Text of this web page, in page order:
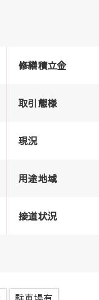
修繕積立金
取引態様
現況
用途地域
接道状況